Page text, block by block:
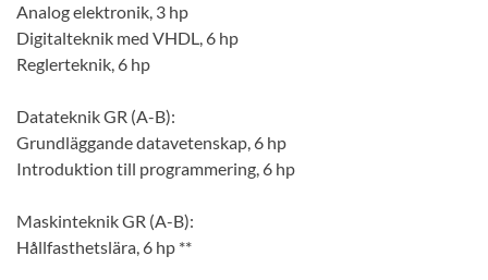
Analog elektronik, 3 hp
Digitalteknik med VHDL, 6 hp
Reglerteknik, 6 hp
Datateknik GR (A-B):
Grundläggande datavetenskap, 6 hp
Introduktion till programmering, 6 hp
Maskinteknik GR (A-B):
Hållfasthetslära, 6 hp **